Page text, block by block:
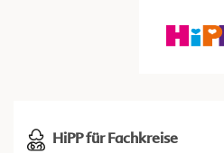
HiPP für Fachkreise